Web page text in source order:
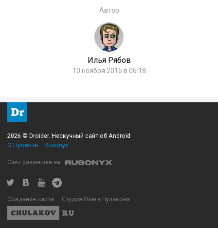
Автор
Илья Рябов
10 ноября 2016 в 06:18
2026 © Droider. Нескучный сайт об Android
О Проекте
Rusonyx
Сайт размещен на
Создание сайта — Студия Олега Чулакова